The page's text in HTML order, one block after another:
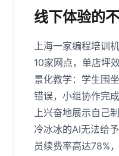
线下体验的
上海一家编程培训
10家网点，单店坪
景化教学：学生围
错误，小组协作完
上兴奋地展示自己
冷冰冰的AI无法给
员续费率高达78%